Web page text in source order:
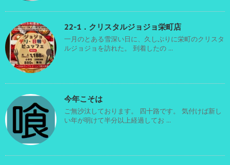
22-1．クリスタルジョジョ栄町店
一月のとある雪深い日に、久しぶりに栄町のクリスタ
ルジョジョを訪れた。 到着したの ...
今年こそは
ご無沙汰しております。 四十路です。 気付けば新し
い年が明けて半分以上経過してお ...